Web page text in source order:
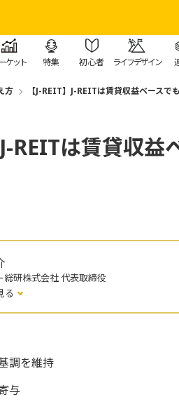
ケット 特集 初心者 ライフデザイン
方 【J-REIT】J-REITは賃貸収益ベースで
J-REITは賃貸収
総研株式会社 代表取締役
る
調を維持
与